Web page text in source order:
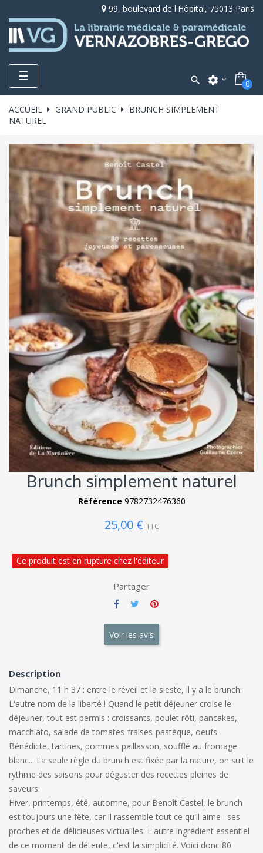
99, boulevard de l'Hôpital, 75013 Paris
Toggle
navigation
☰  settings 0
ACCUEIL GRAND PUBLIC
BRUNCH SIMPLEMENT
NATUREL
Brunch simplement naturel
Référence 9782732476360
25,00 € TTC
Ce produit est en rupture chez l'éditeur
Partager
Voir les avis
Description
Dimanche, 11 h 37 : entre le réveil et la sieste, il y a le brunch.
L'autre nom de la liberté ! Quand le petit déjeuner croise le
déjeuner, tout est permis : croissants, poulet rôti, pancakes,
macchiato, salade de tomates-fraises-pastèque, oeufs
Bénédicte, tartines, pommes paillasson, soufflé au fromage
blanc... La seule règle du brunch est fixée par la nature, on suit le
rythme des saisons pour déguster des recettes pleines de
saveurs.
Hiver, printemps, été, automne, pour Benoît Castel, le brunch
est toujours une fête, car il rassemble tout ce qu'il aime : ses
proches et de délicieuses victuailles. L'autre ingrédient essentiel
de ce moment de détente, c'est la simplicité. Voici donc 80